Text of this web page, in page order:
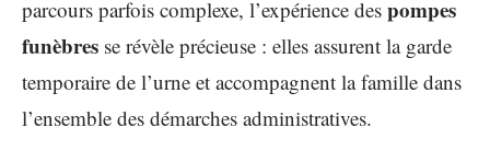
parcours parfois complexe, l’expérience des pompes
funèbres se révèle précieuse : elles assurent la garde
temporaire de l’urne et accompagnent la famille dans
l’ensemble des démarches administratives.